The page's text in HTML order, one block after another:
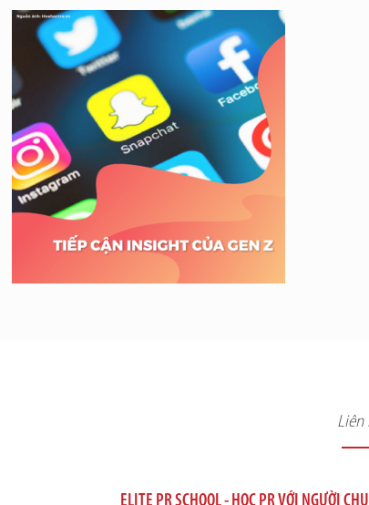
Liên
ELITE PR SCHOOL - HỌC PR VỚI NGƯỜI